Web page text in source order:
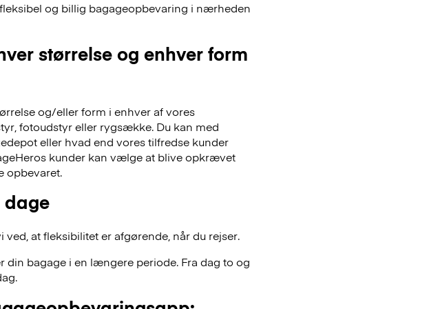
og billig bagageopbevaring i nærheden
størrelse og enhver form
og/eller form i enhver af vores
fotoudstyr eller rygsække. Du kan med
eller hvad end vores tilfredse kunder
kunder kan vælge at blive opkrævet
opbevaret.
dage
at fleksibilitet er afgørende, når du rejser.
din bagage i en længere periode. Fra dag to og